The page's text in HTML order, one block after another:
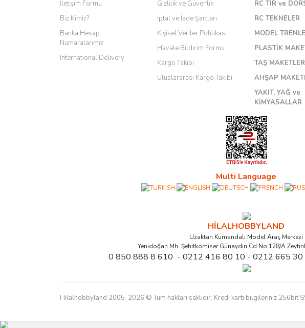
İletişim Formu
Biz Kimiz?
Banka Hesap
Numaralarımız
International Delivery
Gizlilik ve Güvenlik
İptal ve İade Şartları
Kişisel Veriler Politikası
Havale Bildirim Formu
Kargo Takibi
Uluslararası Kargo Takibi
RC TIR ve
RC TEKNELER
MODEL
PLASTİK
TAŞ MAKETLER
AHŞAP
YAKIT, YAĞ ve
KİMYASALLAR
Multi Language
HİLALHOBBYLAND
Uzaktan Kumandalı Model Araç Merkezi
Yenidoğan Mh. Şehitkomiser Günaydın Cd.No:128/A
0 850 888 8 610 - 0212 416 80 10 - 0212 665
Hilalhobbyland 2005-2026 © Tüm hakları saklıdır. Kredi kartı bilgileriniz 256bit